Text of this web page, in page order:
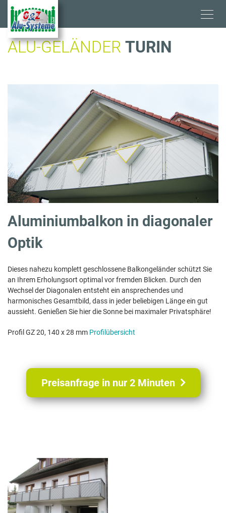
Direkt
Inhalt
ALU-GELÄNDER TURIN
Aluminiumbalkon in diagonaler
Optik
Dieses nahezu komplett geschlossene Balkongeländer schützt Sie
an Ihrem Erholungsort optimal vor fremden Blicken. Durch den
Wechsel der Diagonalen entsteht ein ansprechendes und
harmonisches Gesamtbild, dass in jeder beliebigen Länge ein gut
aussieht. Genießen Sie hier die Sonne bei maximaler Privatsphäre!
Profil GZ 20, 140 x 28 mm Profilübersicht
Preisanfrage in nur 2 Minuten